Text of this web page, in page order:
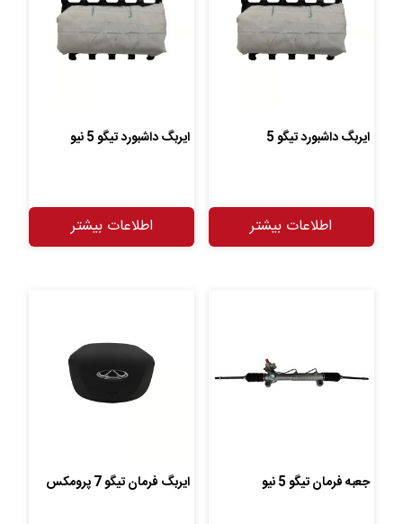
ایربگ داشبورد تیگو 5
اطلاعات بیشتر
ایربگ داشبورد تیگو 5 نیو
اطلاعات بیشتر
جعبه فرمان تیگو 5 نیو ایربگ فرمان تیگو 7 پرومکس